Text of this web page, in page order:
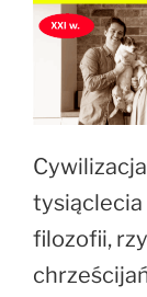
filozofii,